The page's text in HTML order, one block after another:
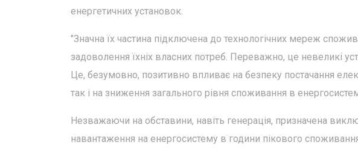
енергетичних установок.
"Значна їх частина підключена до технологічних мереж
задоволення їхніх власних потреб. Переважно, це невеликі
Це, безумовно, позитивно впливає на безпеку постачання
так і на зниження загального рівня споживання в
Незважаючи на обставини, навіть генерація, призначена
навантаження на енергосистему в години пікового